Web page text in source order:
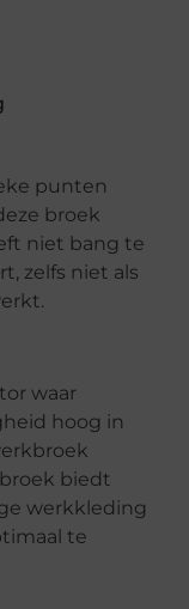
punten
broek
niet bang te
zelfs niet als
waar
hoog in
biedt
werkkleding
te